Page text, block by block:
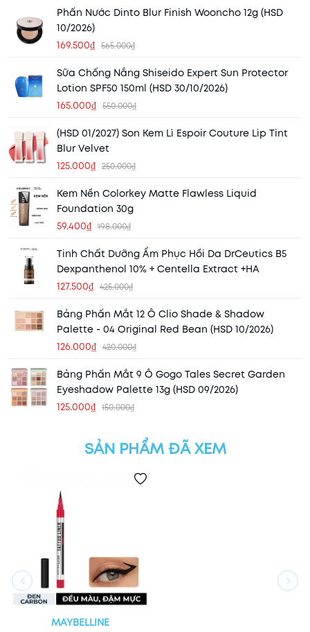
Phấn Nước Dinto Blur Finish Wooncho 12g (HSD
10/2026)
169.500₫ 565.000₫
Sữa Chống Nắng Shiseido Expert Sun Protector
Lotion SPF50 150ml (HSD 30/10/2026)
165.000₫ 550.000₫
(HSD 01/2027) Son Kem Lì Espoir Couture Lip Tint
Blur Velvet
125.000₫ 250.000₫
Kem Nền Colorkey Matte Flawless Liquid
Foundation 30g
59.400₫ 198.000₫
Tinh Chất Dưỡng Ẩm Phục Hồi Da DrCeutics B5
Dexpanthenol 10% + Centella Extract +HA
127.500₫ 425.000₫
Bảng Phấn Mắt 12 Ô Clio Shade & Shadow
Palette - 04 Original Red Bean (HSD 10/2026)
126.000₫ 420.000₫
Bảng Phấn Mắt 9 Ô Gogo Tales Secret Garden
Eyeshadow Palette 13g (HSD 09/2026)
125.000₫ 150.000₫
SẢN PHẨM ĐÃ XEM
MAYBELLINE